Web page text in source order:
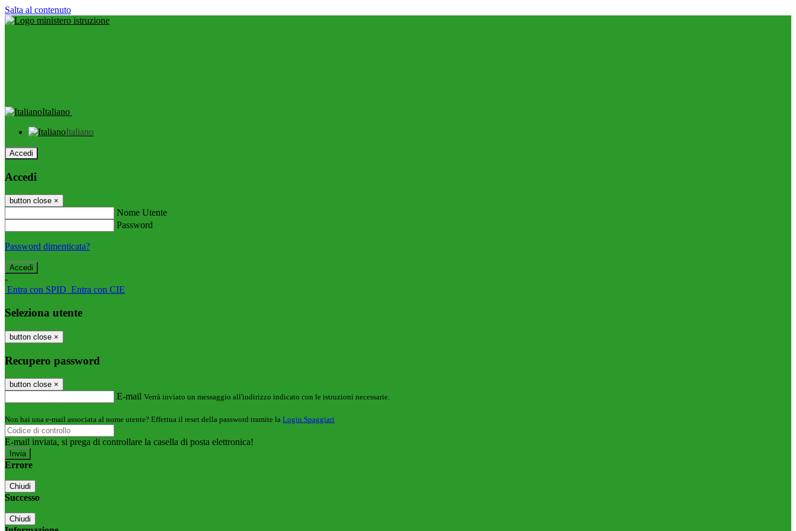
Salta al contenuto
Italiano
Italiano
Accedi
Accedi
button close ×
Nome Utente
Password
Password dimenticata?
-
Entra con SPID Entra con CIE
Seleziona utente
button close ×
Recupero password
button close ×
E-mail Verrà inviato un messaggio all'indirizzo indicato con le istruzioni necessarie.
Non hai una e-mail associata al nome utente? Effettua il reset della password tramite la Login Spaggiari
E-mail inviata, si prega di controllare la casella di posta elettronica!
Errore
Chiudi
Successo
Chiudi